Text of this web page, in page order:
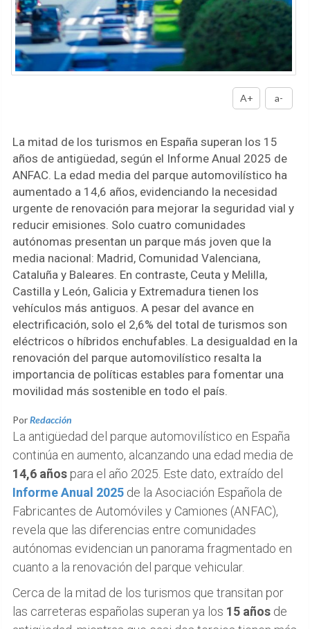
A+ a-
La mitad de los turismos en España superan los 15
años de antigüedad, según el Informe Anual 2025 de
ANFAC. La edad media del parque automovilístico ha
aumentado a 14,6 años, evidenciando la necesidad
urgente de renovación para mejorar la seguridad vial y
reducir emisiones. Solo cuatro comunidades
autónomas presentan un parque más joven que la
media nacional: Madrid, Comunidad Valenciana,
Cataluña y Baleares. En contraste, Ceuta y Melilla,
Castilla y León, Galicia y Extremadura tienen los
vehículos más antiguos. A pesar del avance en
electrificación, solo el 2,6% del total de turismos son
eléctricos o híbridos enchufables. La desigualdad en la
renovación del parque automovilístico resalta la
importancia de políticas estables para fomentar una
movilidad más sostenible en todo el país.
PorRedacción
La antigüedad del parque automovilístico en España
continúa en aumento, alcanzando una edad media de
14,6 años para el año 2025. Este dato, extraído del
Informe Anual 2025 de la Asociación Española de
Fabricantes de Automóviles y Camiones (ANFAC),
revela que las diferencias entre comunidades
autónomas evidencian un panorama fragmentado en
cuanto a la renovación del parque vehicular.
Cerca de la mitad de los turismos que transitan por
las carreteras españolas superan ya los 15 años de